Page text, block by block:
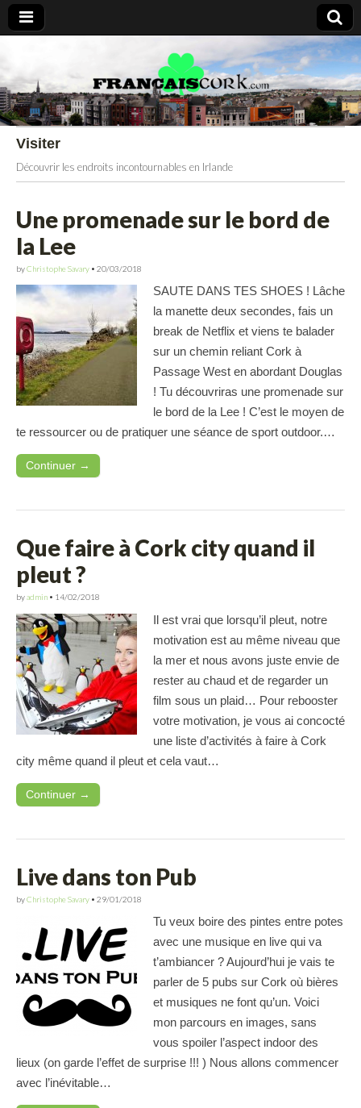
Francais Cork
Visiter
Découvrir les endroits incontournables en Irlande
Une promenade sur le bord de
la Lee
byChristophe Savary • 20/03/2018
SAUTE DANS TES SHOES ! Lâche
la manette deux secondes, fais un
break de Netflix et viens te balader
sur un chemin reliant Cork à
Passage West en abordant Douglas
! Tu découvriras une promenade sur
le bord de la Lee ! C’est le moyen de
te ressourcer ou de pratiquer une séance de sport outdoor.…
Continuer →
Que faire à Cork city quand il
pleut ?
byadmin • 14/02/2018
Il est vrai que lorsqu’il pleut, notre
motivation est au même niveau que
la mer et nous avons juste envie de
rester au chaud et de regarder un
film sous un plaid… Pour rebooster
votre motivation, je vous ai concocté
une liste d’activités à faire à Cork
city même quand il pleut et cela vaut…
Continuer →
Live dans ton Pub
byChristophe Savary • 29/01/2018
Tu veux boire des pintes entre potes
avec une musique en live qui va
t’ambiancer ? Aujourd’hui je vais te
parler de 5 pubs sur Cork où bières
et musiques ne font qu’un. Voici
mon parcours en images, sans
vous spoiler l’aspect indoor des
lieux (on garde l’effet de surprise !!! ) Nous allons commencer
avec l’inévitable…